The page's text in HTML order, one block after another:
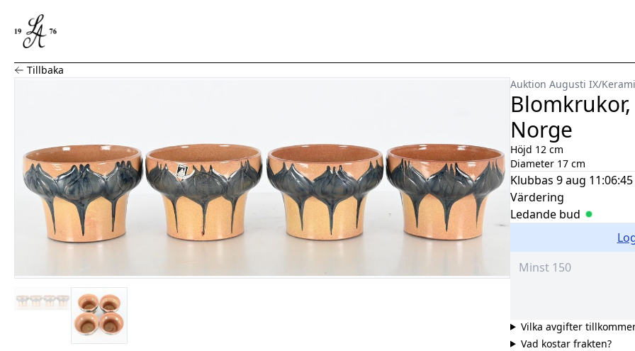
Blomkrukor, 4 st, keramik, Graveren Norge
Tillbaka
Auktion Augusti IX/
Norge
Höjd 12 cm
Diameter 17 cm
Klubbas 9 aug 11:06:45
Värdering
Ledande bud
Vilka avgifter
Vad kostar frakten?